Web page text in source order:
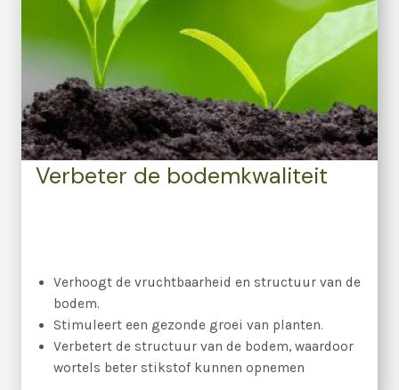
Verbeter de bodemkwaliteit
Verhoogt de vruchtbaarheid en structuur van de
bodem.
Stimuleert een gezonde groei van planten.
Verbetert de structuur van de bodem, waardoor
wortels beter stikstof kunnen opnemen